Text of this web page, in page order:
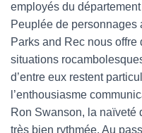
employés du
Peuplée de personnages
Parks and Rec nous
situations
d’entre eux restent
l’enthousiasme
Ron Swanson, la naïveté
très bien rythmée. Au